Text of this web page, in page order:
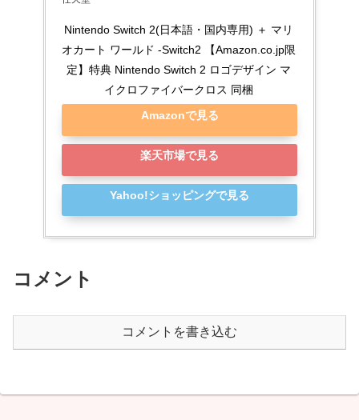
Nintendo Switch 2(日本語・国内専用) ＋ マリ
オカート ワールド -Switch2 【Amazon.co.jp限
定】特典 Nintendo Switch 2 ロゴデザイン マ
イクロファイバークロス 同梱
Amazonで見る
楽天市場で見る
Yahoo!ショッピングで見る
コメント
コメントを書き込む